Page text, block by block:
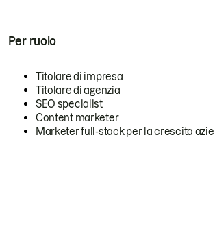
Per ruolo
Titolare di impresa
Titolare di agenzia
SEO specialist
Content marketer
Marketer full-stack per la crescita